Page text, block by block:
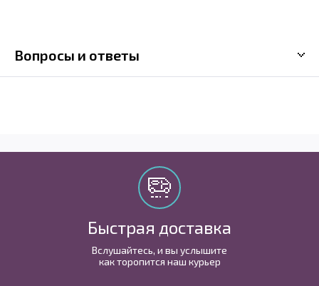
Вопросы и ответы
Быстрая доставка
Вслушайтесь, и вы услышите
как торопится наш курьер